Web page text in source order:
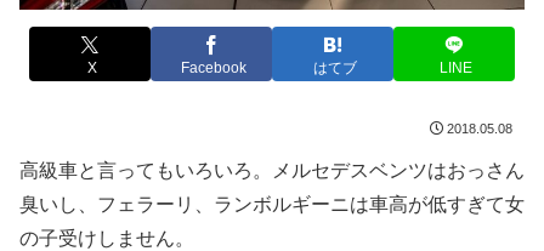
X Facebook はてブ LINE
2018.05.08
高級車と言ってもいろいろ。メルセデスベンツはおっさん
臭いし、フェラーリ、ランボルギーニは車高が低すぎて女
の子受けしません。